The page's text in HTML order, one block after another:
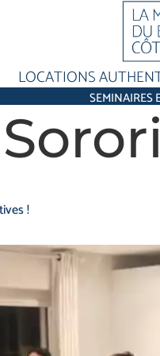
LOCATIONS
SEMINAIRES
!